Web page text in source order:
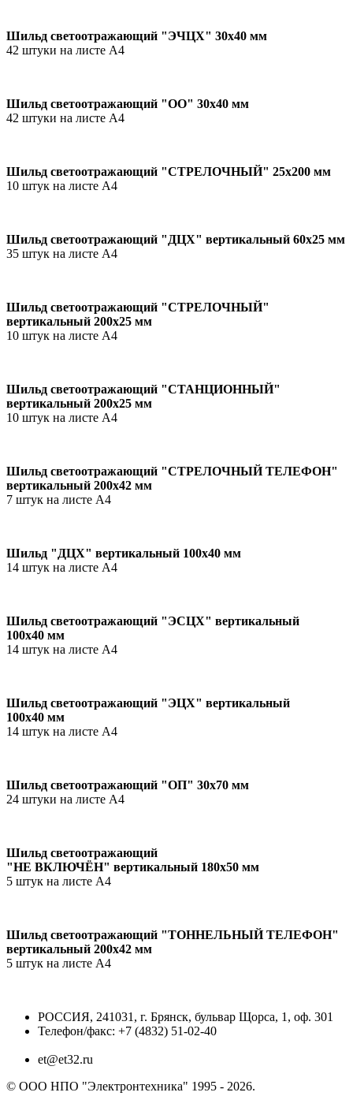
Шильд светоотражающий "ЭЧЦХ" 30х40 мм
42 штуки на листе А4
Шильд светоотражающий "ОО" 30х40 мм
42 штуки на листе А4
Шильд светоотражающий "СТРЕЛОЧНЫЙ" 25х200 мм
10 штук на листе А4
Шильд светоотражающий "ДЦХ" вертикальный 60х25 мм
35 штук на листе А4
Шильд светоотражающий "СТРЕЛОЧНЫЙ"
вертикальный 200х25 мм
10 штук на листе А4
Шильд светоотражающий "СТАНЦИОННЫЙ"
вертикальный 200х25 мм
10 штук на листе А4
Шильд светоотражающий "СТРЕЛОЧНЫЙ ТЕЛЕФОН"
вертикальный 200х42 мм
7 штук на листе А4
Шильд "ДЦХ" вертикальный 100х40 мм
14 штук на листе А4
Шильд светоотражающий "ЭСЦХ" вертикальный
100х40 мм
14 штук на листе А4
Шильд светоотражающий "ЭЦХ" вертикальный
100х40 мм
14 штук на листе А4
Шильд светоотражающий "ОП" 30х70 мм
24 штуки на листе А4
Шильд светоотражающий
"НЕ ВКЛЮЧЁН" вертикальный 180х50 мм
5 штук на листе А4
Шильд светоотражающий "ТОННЕЛЬНЫЙ ТЕЛЕФОН"
вертикальный 200х42 мм
5 штук на листе А4
РОССИЯ, 241031, г. Брянск, бульвар Щорса, 1, оф. 301
Телефон/факс: +7 (4832) 51-02-40
et@et32.ru
© ООО НПО "Электронтехника" 1995 - 2026.